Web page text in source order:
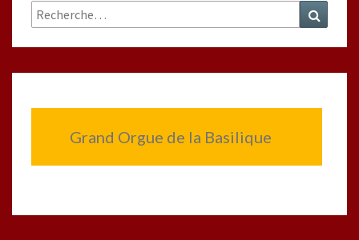
Rechercher :
Grand Orgue de la Basilique